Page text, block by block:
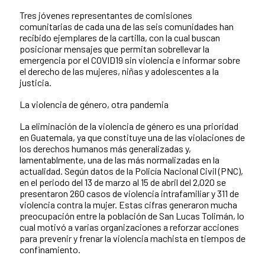
Tres jóvenes representantes de comisiones
comunitarias de cada una de las seis comunidades han
recibido ejemplares de la cartilla, con la cual buscan
posicionar mensajes que permitan sobrellevar la
emergencia por el COVID19 sin violencia e informar sobre
el derecho de las mujeres, niñas y adolescentes a la
justicia.
La violencia de género, otra pandemia
La eliminación de la violencia de género es una prioridad
en Guatemala, ya que constituye una de las violaciones de
los derechos humanos más generalizadas y,
lamentablmente, una de las más normalizadas en la
actualidad. Según datos de la Policía Nacional Civil (PNC),
en el periodo del 13 de marzo al 15 de abril del 2,020 se
presentaron 260 casos de violencia intrafamiliar y 311 de
violencia contra la mujer. Estas cifras generaron mucha
preocupación entre la población de San Lucas Tolimán, lo
cual motivó a varias organizaciones a reforzar acciones
para prevenir y frenar la violencia machista en tiempos de
confinamiento.